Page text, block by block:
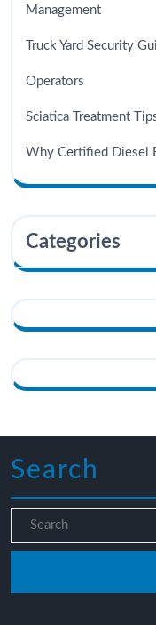
Management
Truck Yard Security
Operators
Sciatica Treatment
Why Certified Diesel
Categories
Search